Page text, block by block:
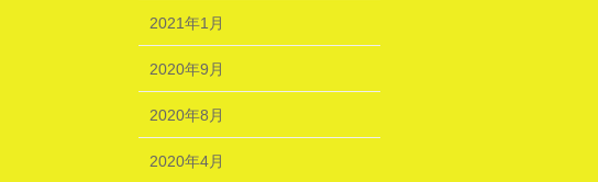
2021年1月
2020年9月
2020年8月
2020年4月